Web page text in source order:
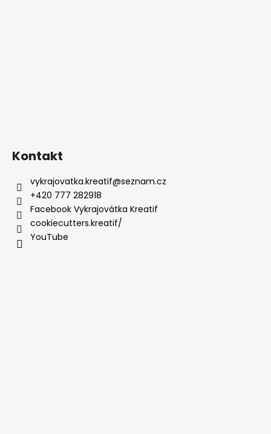
Kontakt
vykrajovatka.kreatif@seznam.cz
+420 777 282918
Facebook Vykrajovátka Kreatif
cookiecutters.kreatif/
YouTube